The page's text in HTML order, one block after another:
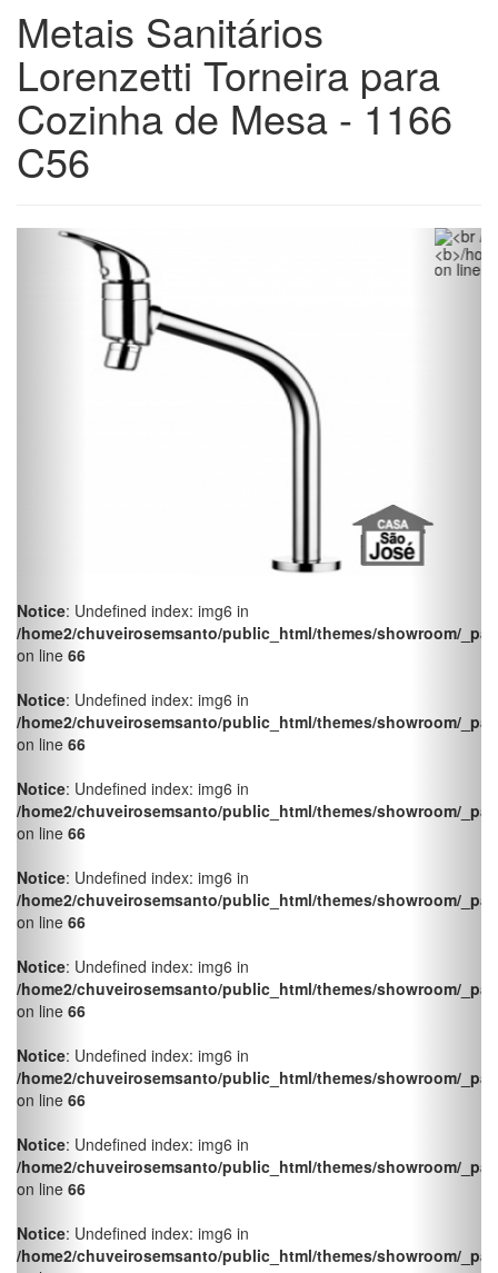
Metais Sanitários
Lorenzetti Torneira para
Cozinha de Mesa - 1166
C56
: Undefined index: img6 in
/home2/chuveirosemsanto/public_html/themes/showroom/
/home2/chuveirosemsanto/public_html/themes/showroom/
/home2/chuveirosemsanto/public_html/themes/showroom/
on line66
Notice : Undefined index: img6 in
on line66
Notice : Undefined index: img6 in
on line66
Notice : Undefined index: img6 in
on line66
Notice : Undefined index: img6 in
on line66
Notice : Undefined index: img6 in
on line66
Notice : Undefined index: img6 in
on line66
Notice : Undefined index: img6 in
on line66